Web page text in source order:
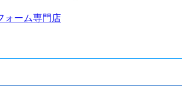
ォーム専門店